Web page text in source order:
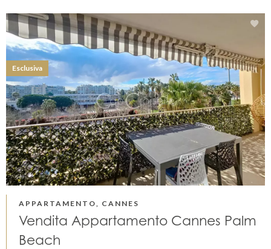
APPARTAMENTO, CANNES
Vendita Appartamento Cannes Palm
Beach
Esclusiva